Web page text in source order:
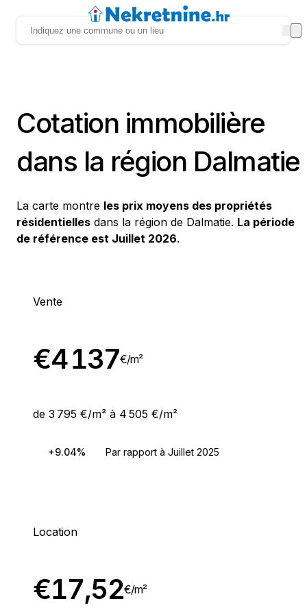
Cotation immobilière
dans la région Dalmatie
La carte montre les prix moyens des propriétés
résidentielles dans la région de Dalmatie. La période
de référence est Juillet 2026.
Vente
€4 137€/m²
de 3 795 €/m² à 4 505 €/m²
+9.04% Par rapport à Juillet 2025
Location
€17,52€/m²